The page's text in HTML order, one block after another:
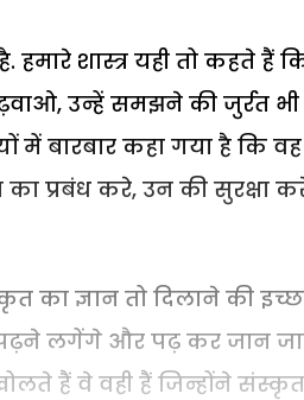
शास्त्र यही तो कहते हैं
उन्हें समझने की जुर्रत भी
में बारबार कहा गया है कि
प्रबंध करे, उन की सुरक्षा
का ज्ञान तो दिलाने की
पढ़ने लगेंगे और पढ़ कर जान
हैं वे वही हैं जिन्होंने